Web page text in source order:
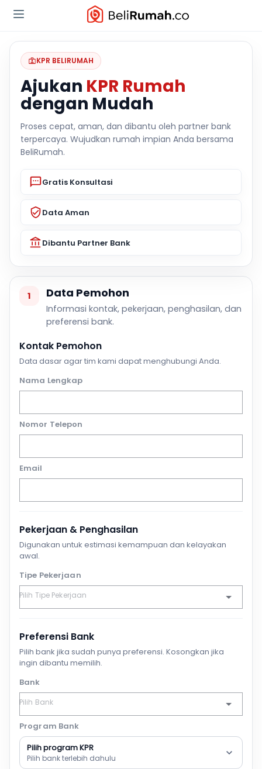
KPR BELIRUMAH
Ajukan KPR Rumah
dengan Mudah
Proses cepat, aman, dan dibantu oleh partner bank
terpercaya. Wujudkan rumah impian Anda bersama
BeliRumah.
Gratis Konsultasi
Data Aman
Dibantu Partner Bank
1 Data Pemohon
Informasi kontak, pekerjaan, penghasilan, dan
preferensi bank.
Kontak Pemohon
Data dasar agar tim kami dapat menghubungi Anda.
Nama Lengkap
Nomor Telepon
Email
Pekerjaan & Penghasilan
Digunakan untuk estimasi kemampuan dan kelayakan
awal.
Tipe Pekerjaan
Preferensi Bank
Pilih bank jika sudah punya preferensi. Kosongkan jika
ingin dibantu memilih.
Bank
Program Bank
Pilih program KPR
Pilih bank terlebih dahulu